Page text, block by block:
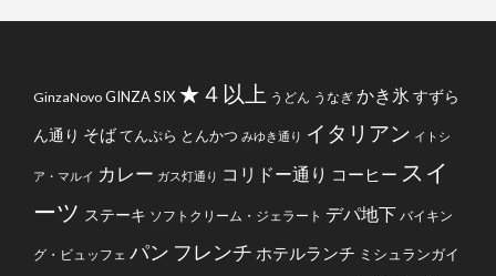
GinzaNovo GINZA SIX ★４以上 うどん うなぎ かき氷 すずら
ん通り そばてんぷら とんかつ みゆき通り イタリアン イトシ
ア・マルイ カレー ガス灯通り コリドー通り コーヒー スイ
ーツ ステーキ ソフトクリーム・ジェラート デパ地下 バイキン
グ・ビュッフェ パン フレンチ ホテルランチ ミシュランガイ